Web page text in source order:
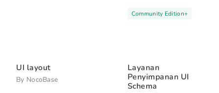
Community Edition+
UI layout
By NocoBase
Layanan
Penyimpanan UI
Schema